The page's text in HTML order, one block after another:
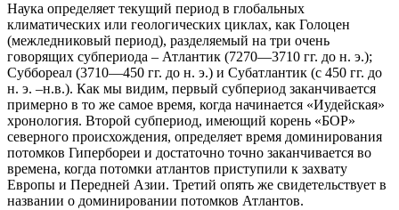
Наука определяет текущий период в глобальных
климатических или геологических циклах, как Голоцен
(межледниковый период), разделяемый на три очень
говорящих субпериода – Атлантик (7270—3710 гг. до н. э.);
Суббореал (3710—450 гг. до н. э.) и Субатлантик (с 450 гг. до
н. э. –н.в.). Как мы видим, первый субпериод заканчивается
примерно в то же самое время, когда начинается «Иудейская»
хронология. Второй субпериод, имеющий корень «БОР»
северного происхождения, определяет время доминирования
потомков Гипербореи и достаточно точно заканчивается во
времена, когда потомки атлантов приступили к захвату
Европы и Передней Азии. Третий опять же свидетельствует в
названии о доминировании потомков Атлантов.